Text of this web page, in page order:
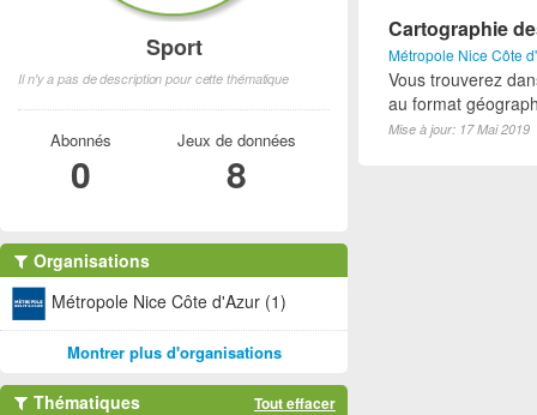
Cartographie
Métropole Nice Côte
Vous trouverez
au format
Mise à jour: 17 Mai 2019
Sport
Il n'y a pas de description pour cette thématique
Abonnés
0
Jeux de données
8
Organisations
Métropole Nice Côte d'Azur (1)
Montrer plus d'organisations
Thématiques Tout effacer